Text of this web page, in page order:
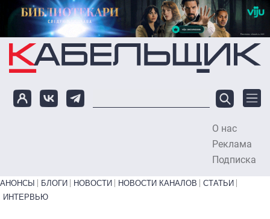
Перейти к основному содержанию
О нас
Реклама
Подписка
Primary links bottom
АНОНСЫ БЛОГИ НОВОСТИ НОВОСТИ КАНАЛОВ
СТАТЬИ
ИНТЕРВЬЮ